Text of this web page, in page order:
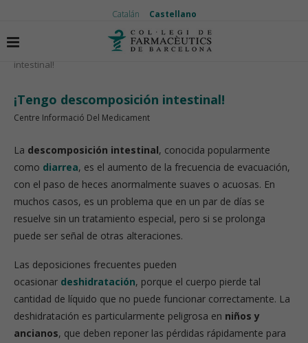
Catalán Castellano
Inicio Temas de actualidad
¡Tengo descomposición
intestinal!
¡Tengo descomposición intestinal!
Centre Informació Del Medicament
La descomposición intestinal, conocida popularmente
como diarrea, es el aumento de la frecuencia de evacuación,
con el paso de heces anormalmente suaves o acuosas. En
muchos casos, es un problema que en un par de días se
resuelve sin un tratamiento especial, pero si se prolonga
puede ser señal de otras alteraciones.
Las deposiciones frecuentes pueden
ocasionar deshidratación, porque el cuerpo pierde tal
cantidad de líquido que no puede funcionar correctamente. La
deshidratación es particularmente peligrosa en niños y
ancianos, que deben reponer las pérdidas rápidamente para